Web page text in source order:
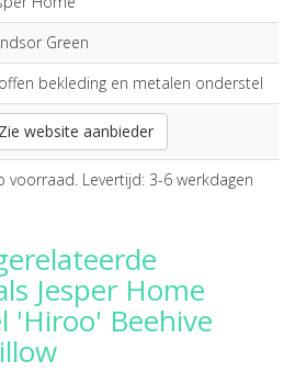
Green
bekleding en metalen onderstel
Zie website aanbieder
voorraad. Levertijd: 3-6 werkdagen
Jesper Home
'Hiroo' Beehive